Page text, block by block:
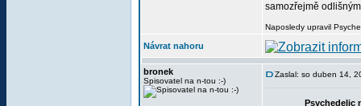
samozřejmě
Naposledy upravil
Návrat nahoru
bronek
Spisovatel na n-tou :-)
Zaslal: so duben 14,
Psychedelic